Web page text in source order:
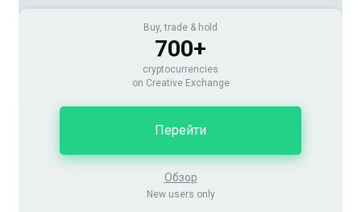
Buy, trade & hold
700+
cryptocurrencies
on Creative Exchange
Обзор
New users only
Перейти